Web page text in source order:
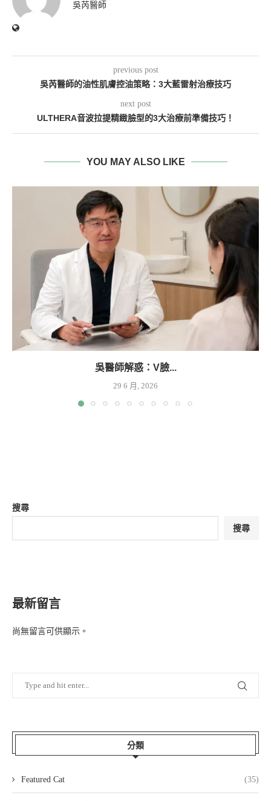
吳芮醫師
previous post
吳芮醫師的油性肌膚控油策略：3大藍雷射治療技巧
next post
ULTHERA音波拉提精緻臉型的3大治療前準備技巧！
YOU MAY ALSO LIKE
吳醫師解惑：V臉...
29 6 月, 2026
搜尋
搜尋
最新留言
尚無留言可供顯示。
分類
Featured Cat (35)